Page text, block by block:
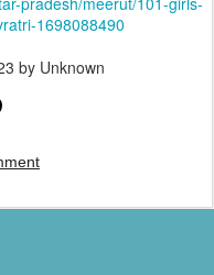
1698088490
by Unknown